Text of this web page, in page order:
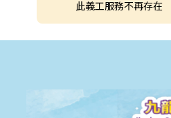
此義工服務不再存在